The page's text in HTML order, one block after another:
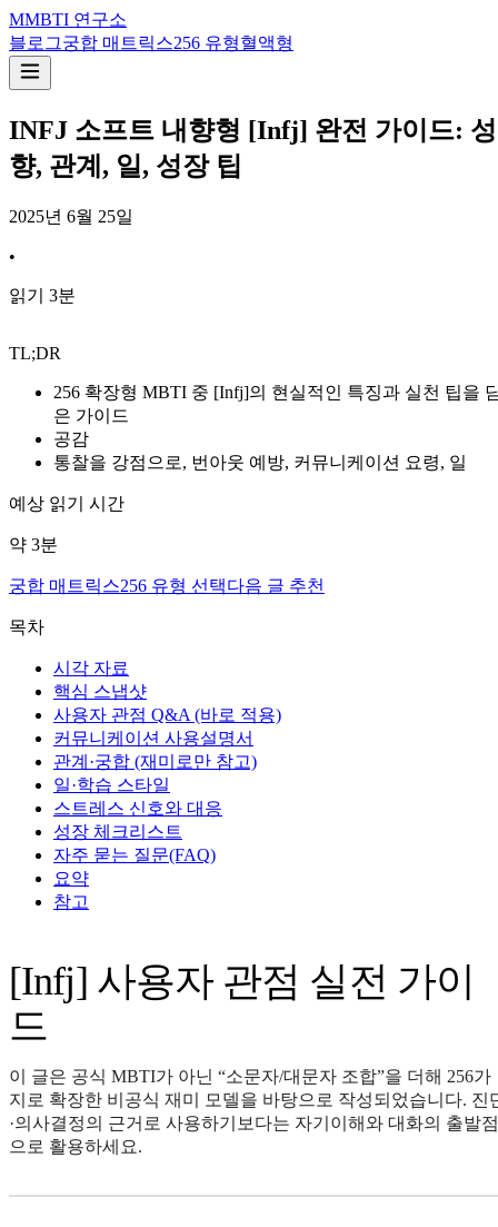
MMBTI 연구소
블로그궁합 매트릭스256 유형혈액형
INFJ 소프트 내향형 [Infj] 완전 가이드: 성
향, 관계, 일, 성장 팁
2025년 6월 25일
•
읽기 3분
TL;DR
256 확장형 MBTI 중 [Infj]의 현실적인 특징과 실천 팁을
은 가이드
공감
통찰을 강점으로, 번아웃 예방, 커뮤니케이션 요령, 일
예상 읽기 시간
약 3분
궁합 매트릭스256 유형 선택다음 글 추천
목차
시각 자료
핵심 스냅샷
사용자 관점 Q&A (바로 적용)
커뮤니케이션 사용설명서
관계·궁합 (재미로만 참고)
일·학습 스타일
스트레스 신호와 대응
성장 체크리스트
자주 묻는 질문(FAQ)
요약
참고
[Infj] 사용자 관점 실전 가이
드
이 글은 공식 MBTI가 아닌 “소문자/대문자 조합”을 더해 256가
지로 확장한 비공식 재미 모델을 바탕으로 작성되었습니다. 진
·의사결정의 근거로 사용하기보다는 자기이해와 대화의 출발점
으로 활용하세요.